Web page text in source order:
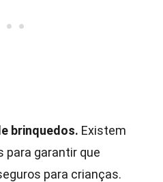
brinquedos. Existem
para garantir que
para crianças.